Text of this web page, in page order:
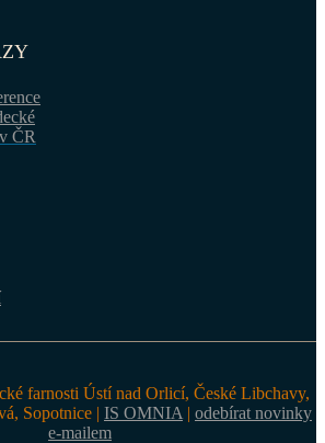
ČR
farnosti Ústí nad Orlicí, České Libchavy,
Sopotnice | IS OMNIA | odebírat novinky
e-mailem